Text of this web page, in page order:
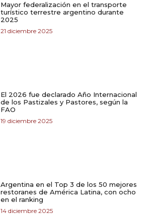
Mayor federalización en el transporte
turístico terrestre argentino durante
2025
21 diciembre 2025
El 2026 fue declarado Año Internacional
de los Pastizales y Pastores, según la
FAO
19 diciembre 2025
Argentina en el Top 3 de los 50 mejores
restoranes de América Latina, con ocho
en el ranking
14 diciembre 2025